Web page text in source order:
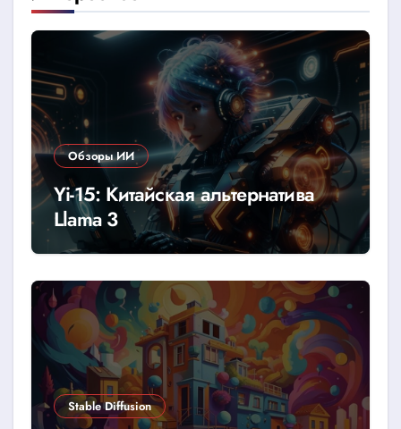
Обзоры ИИ
Yi-15: Китайская альтернатива
Llama 3
Stable Diffusion